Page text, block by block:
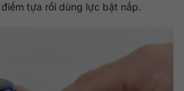
tựa rồi dùng lực bật nắp.